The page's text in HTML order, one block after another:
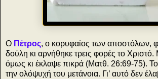
Ο Πέτρος, ο κορυφαίος των αποστόλων,
δούλη κι αρνήθηκε τρεις φορές το
όμως κι έκλαψε πικρά (Ματθ. 26:69-75).
την ολόψυχή του μετάνοια. Γι’ αυτό δεν